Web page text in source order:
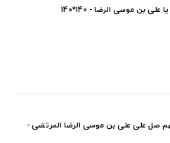
بن موسی الرضا - 140*140
صل علی علی بن موسی الرضا المرتضی -